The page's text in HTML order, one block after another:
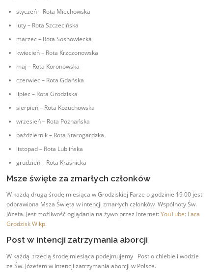
styczeń – Rota Miechowska
luty – Rota Szczecińska
marzec – Rota Sosnowiecka
kwiecień – Rota Krzczonowska
maj – Rota Koronowska
czerwiec – Rota Gdańska
lipiec – Rota Grodziska
sierpień – Rota Kożuchowska
wrzesień – Rota Poznańska
październik – Rota Starogardzka
listopad – Rota Lublińska
grudzień – Rota Kraśnicka
Msze święte za zmarłych członków
W każdą drugą środę miesiąca w Grodziskiej Farze o godzinie 19 00 jest
odprawiona Msza Święta w intencji zmarłych członków Wspólnoty Św.
Józefa. Jest możliwość oglądania na żywo przez Internet:YouTube: Fara
Grodzisk Wlkp.
Post w intencji zatrzymania aborcji
W każdą trzecią środę miesiąca podejmujemy Post o chlebie i wodzie
ze Św. Józefem w intencji zatrzymania aborcji w Polsce.